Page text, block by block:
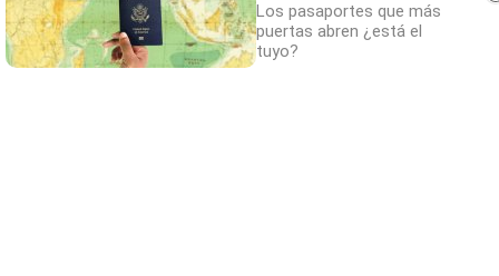
Los pasaportes que más
puertas abren ¿está el
tuyo?